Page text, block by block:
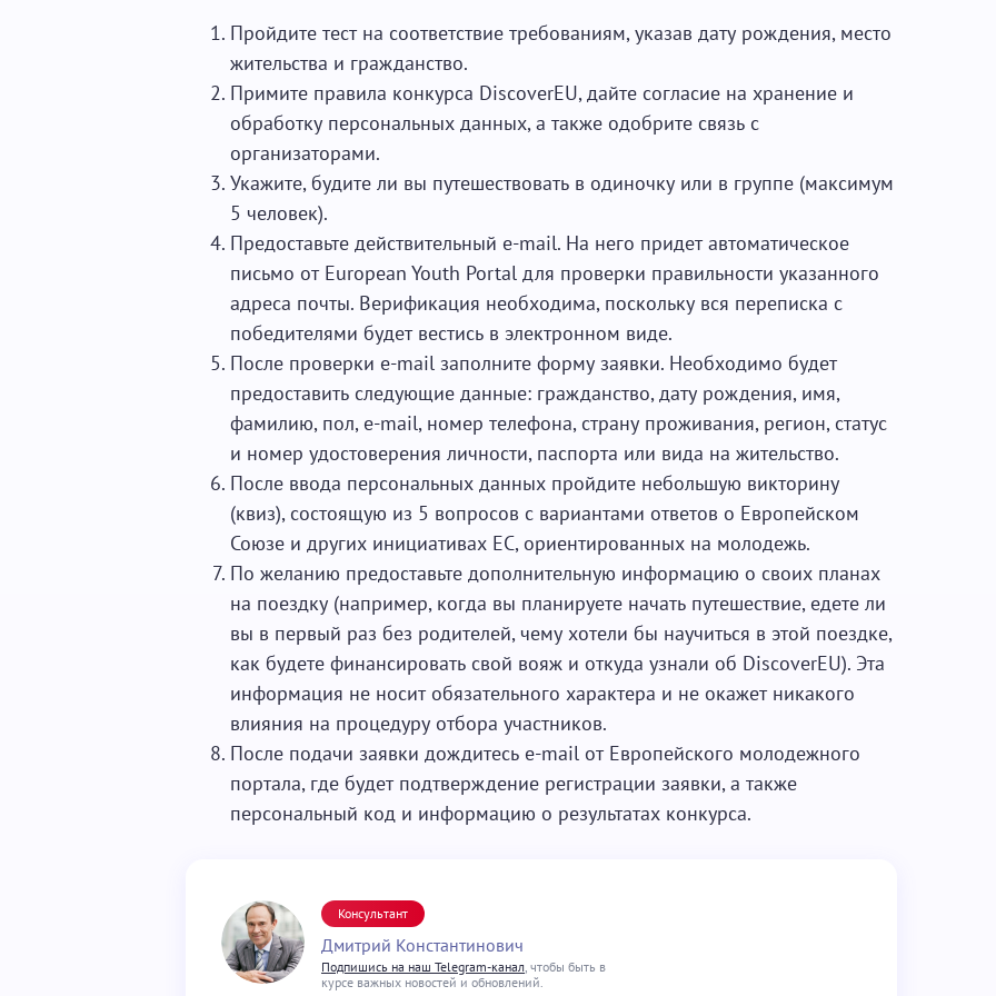
Пройдите тест на соответствие требованиям, указав дату рождения, место
жительства и гражданство.
Примите правила конкурса DiscoverEU, дайте согласие на хранение и
обработку персональных данных, а также одобрите связь с
организаторами.
Укажите, будите ли вы путешествовать в одиночку или в группе (максимум
5 человек).
Предоставьте действительный e-mail. На него придет автоматическое
письмо от European Youth Portal для проверки правильности указанного
адреса почты. Верификация необходима, поскольку вся переписка с
победителями будет вестись в электронном виде.
После проверки e-mail заполните форму заявки. Необходимо будет
предоставить следующие данные: гражданство, дату рождения, имя,
фамилию, пол, e-mail, номер телефона, страну проживания, регион, статус
и номер удостоверения личности, паспорта или вида на жительство.
После ввода персональных данных пройдите небольшую викторину
(квиз), состоящую из 5 вопросов с вариантами ответов о Европейском
Союзе и других инициативах ЕС, ориентированных на молодежь.
По желанию предоставьте дополнительную информацию о своих планах
на поездку (например, когда вы планируете начать путешествие, едете ли
вы в первый раз без родителей, чему хотели бы научиться в этой поездке,
как будете финансировать свой вояж и откуда узнали об DiscoverEU). Эта
информация не носит обязательного характера и не окажет никакого
влияния на процедуру отбора участников.
После подачи заявки дождитесь e-mail от Европейского молодежного
портала, где будет подтверждение регистрации заявки, а также
персональный код и информацию о результатах конкурса.
Консультант
Дмитрий Константинович
Подпишись на наш Telegram-канал, чтобы быть в
курсе важных новостей и обновлений.